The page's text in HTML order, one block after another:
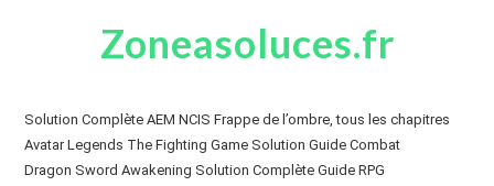
Zoneasoluces.fr
Solution Complète AEM NCIS Frappe de l’ombre, tous les chapitres
Avatar Legends The Fighting Game Solution Guide Combat
Dragon Sword Awakening Solution Complète Guide RPG